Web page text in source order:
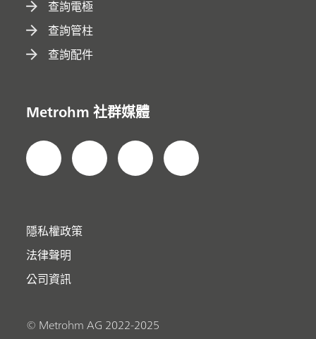
查詢電極
查詢管柱
查詢配件
Metrohm 社群媒體
隱私權政策
法律聲明
公司資訊
© Metrohm AG 2022-2025